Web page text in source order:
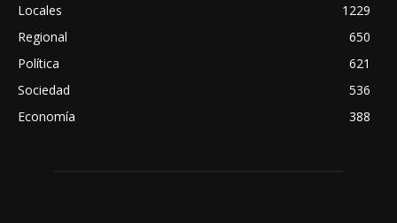
Locales
1229
Regional
650
Política
621
Sociedad
536
Economía
388